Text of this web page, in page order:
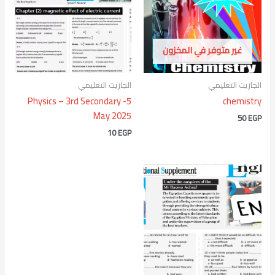
غير متوفر في المخزون
الجازيت التعليمي
chemistry
50EGP
الجازيت التعليمي
Physics – 3rd Secondary -5
May 2025
10EGP